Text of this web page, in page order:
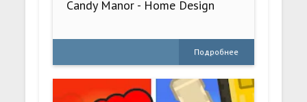
Candy Manor - Home Design
Подробнее